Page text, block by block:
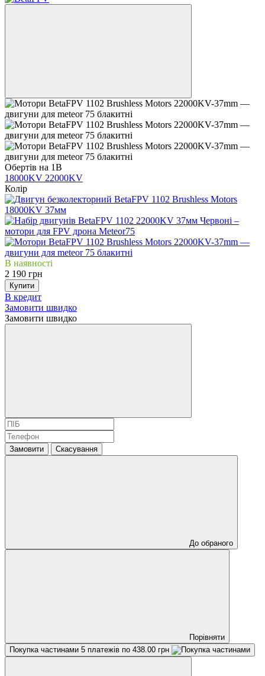
Обертів на 1В
18000KV 22000KV
Колір
В наявності
2 190 грн
Купити
В кредит
Замовити швидко
Замовити швидко
Замовити Скасування
До обраного
Порівняти
Покупка частинами 5 платежів по 438.00 грн